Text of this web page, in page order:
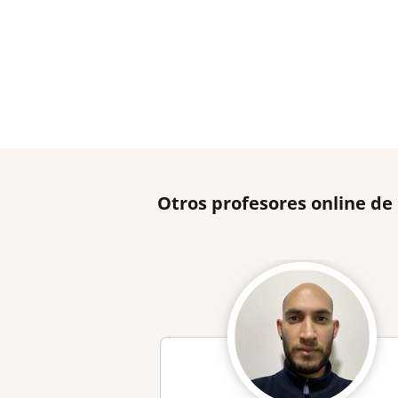
Otros profesores online